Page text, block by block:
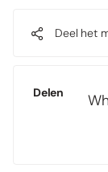
Deel het
Delen